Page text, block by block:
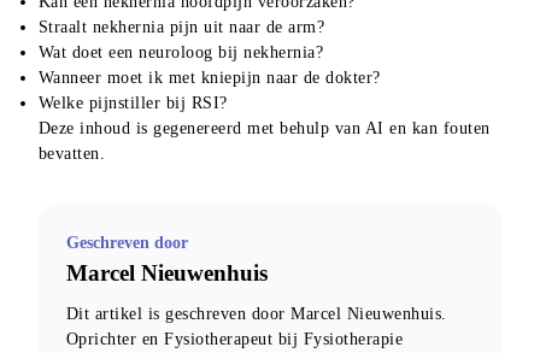
Straalt nekhernia pijn uit naar de arm?
Wat doet een neuroloog bij nekhernia?
Wanneer moet ik met kniepijn naar de dokter?
Welke pijnstiller bij RSI?
Deze inhoud is gegenereerd met behulp van AI en kan fouten
bevatten.
Geschreven door
Marcel Nieuwenhuis
Dit artikel is geschreven door Marcel Nieuwenhuis.
Oprichter en Fysiotherapeut bij Fysiotherapie